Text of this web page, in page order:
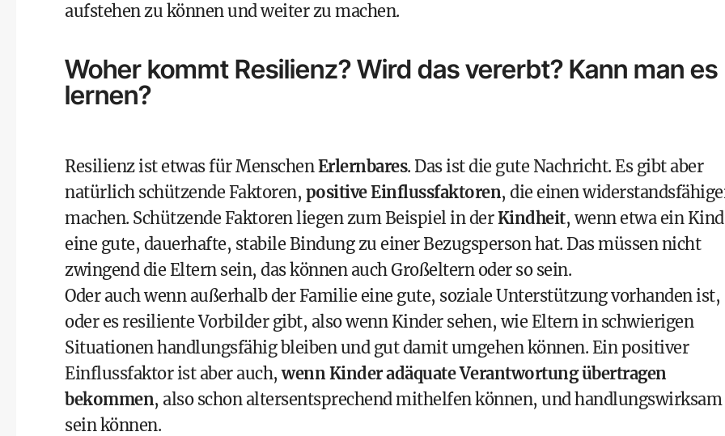
aufstehen zu können und weiter zu machen.
Woher kommt Resilienz? Wird das vererbt? Kann man es
lernen?
Resilienz ist etwas für MenschenErlernbares. Das ist die gute Nachricht. Es gibt aber
natürlich schützende Faktoren, positive Einflussfaktoren, die einen
machen. Schützende Faktoren liegen zum Beispiel in derKindheit, wenn etwa ein Kind
eine gute, dauerhafte, stabile Bindung zu einer Bezugsperson hat. Das müssen nicht
zwingend die Eltern sein, das können auch Großeltern oder so sein.
Oder auch wenn außerhalb der Familie eine gute, soziale Unterstützung vorhanden ist,
oder es resiliente Vorbilder gibt, also wenn Kinder sehen, wie Eltern in schwierigen
Situationen handlungsfähig bleiben und gut damit umgehen können. Ein positiver
Einflussfaktor ist aber auch,wenn Kinder adäquate Verantwortung übertragen
bekommen, also schon altersentsprechend mithelfenkönnen, und handlungswirksam
sein können.